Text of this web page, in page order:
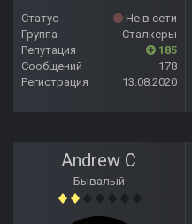
Статус
Не в сети
Группа
Сталкеры
Репутация
185
Сообщений
178
Регистрация
13.08.2020
Andrew C
Бывалый